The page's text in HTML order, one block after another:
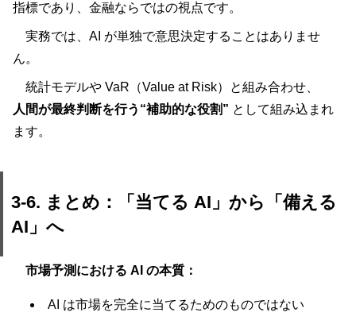
指標であり、金融ならではの視点です。
実務では、AI が単独で意思決定することはありませ
ん。
統計モデルや VaR（Value at Risk）と組み合わせ、
人間が最終判断を行う“補助的な役割” として組み込まれ
ます。
3-6. まとめ：「当てる AI」から「備える
AI」へ
市場予測における AI の本質：
AI は市場を完全に当てるためのものではない